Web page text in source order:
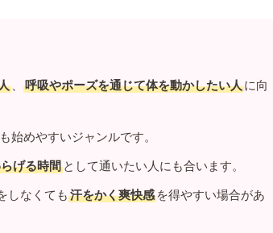
、 呼吸やポーズを通じて体を動かしたい人に向
始めやすいジャンルです。
げる時間 として通いたい人にも合います。
しなくても 汗をかく爽快感 を得やすい場合があ